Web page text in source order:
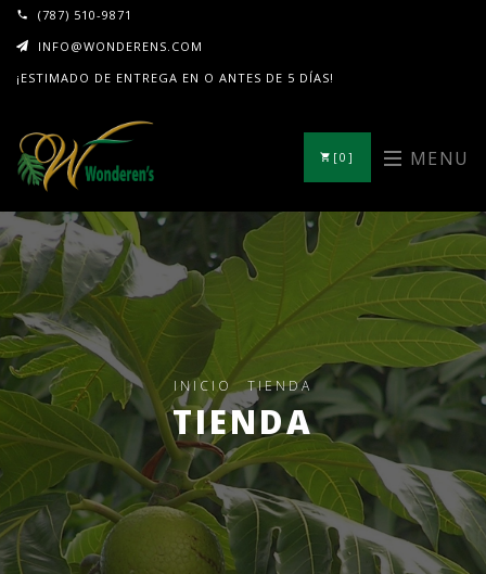
(787) 510-9871
INFO@WONDERENS.COM
¡ESTIMADO DE ENTREGA EN O ANTES DE 5 DÍAS!
[0] MENU
INICIO TIENDA
TIENDA